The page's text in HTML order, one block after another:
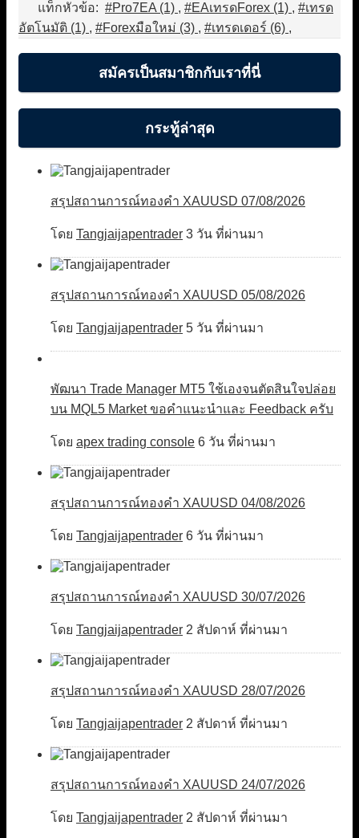
แท็กหัวข้อ: #Pro7EA (1) , #EAเทรดForex (1) , #เทรด
อัตโนมัติ (1) , #Forexมือใหม่ (3) , #เทรดเดอร์ (6) ,
สมัครเป็นสมาชิกกับเราที่นี่
กระทู้ล่าสุด
สรุปสถานการณ์ทองคำ XAUUSD 07/08/2026
โดย Tangjaijapentrader 3 วัน ที่ผ่านมา
สรุปสถานการณ์ทองคำ XAUUSD 05/08/2026
โดย Tangjaijapentrader 5 วัน ที่ผ่านมา
พัฒนา Trade Manager MT5 ใช้เองจนตัดสินใจปล่อย
บน MQL5 Market ขอคำแนะนำและ Feedback ครับ
โดย apex trading console 6 วัน ที่ผ่านมา
สรุปสถานการณ์ทองคำ XAUUSD 04/08/2026
โดย Tangjaijapentrader 6 วัน ที่ผ่านมา
สรุปสถานการณ์ทองคำ XAUUSD 30/07/2026
โดย Tangjaijapentrader 2 สัปดาห์ ที่ผ่านมา
สรุปสถานการณ์ทองคำ XAUUSD 28/07/2026
โดย Tangjaijapentrader 2 สัปดาห์ ที่ผ่านมา
สรุปสถานการณ์ทองคำ XAUUSD 24/07/2026
โดย Tangjaijapentrader 2 สัปดาห์ ที่ผ่านมา